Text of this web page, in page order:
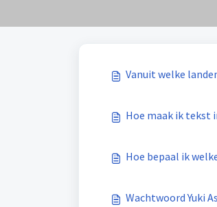
Vanuit welke
Hoe maak ik tekst
Hoe bepaal ik
Wachtwoord Yuki